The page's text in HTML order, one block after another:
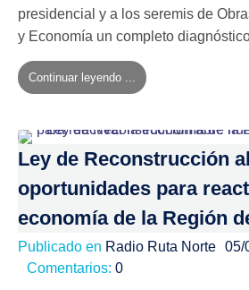
presidencial y a los seremis de
y Economía un completo
Continuar leyendo ...
Ley de Reconstrucción
oportunidades para
economía de la Región
Publicado en Radio Ruta Norte 05/
Comentarios: 0